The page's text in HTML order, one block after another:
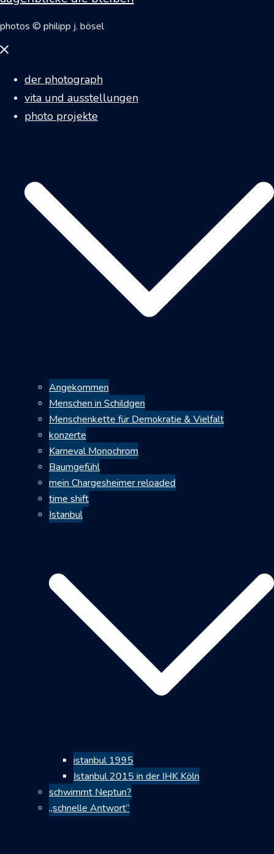
photos © philipp j. bösel
Menü
der photograph
vita und ausstellungen
photo projekte
Angekommen
Menschen in Schildgen
Menschenkette für Demokratie & Vielfalt
konzerte
Karneval Monochrom
Baumgefühl
mein Chargesheimer reloaded
time shift
Istanbul
istanbul 1995
Istanbul 2015 in der IHK Köln
schwimmt Neptun?
„schnelle Antwort“